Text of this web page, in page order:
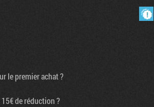
le premier achat ?
de réduction ?